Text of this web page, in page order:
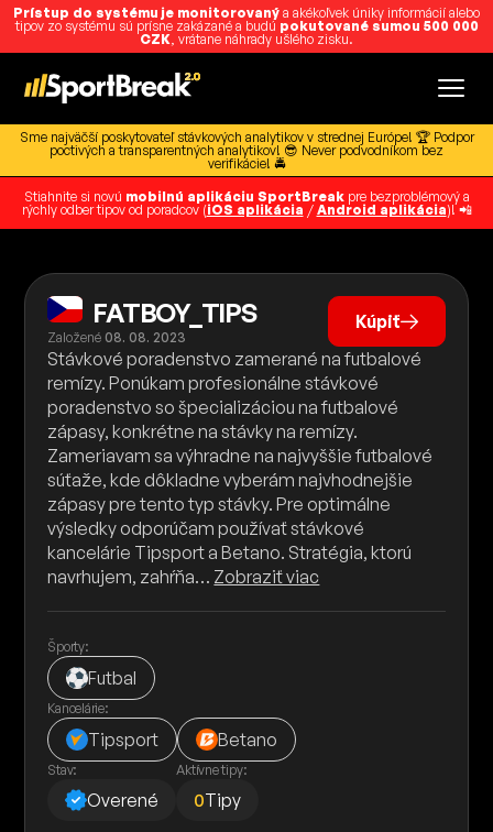
Prístup do systému je monitorovaný a akékoľvek úniky informácií alebo
tipov zo systému sú prísne zakázané a budú pokutované sumou 500 000
CZK, vrátane náhrady ušlého zisku.
Sme najväčší poskytovateľ stávkových analytikov v strednej Európe! 🏆 Podpor
poctivých a transparentných analytikov! 😎 Never podvodníkom bez
verifikácie! 🚔
Stiahnite si novú mobilnú aplikáciu SportBreakpre bezproblémový a
rýchly odber tipov od poradcov (iOS aplikácia / Android aplikácia)! 📲
FATBOY_TIPS
Založené 08. 08. 2023
Kúpiť
Stávkové poradenstvo zamerané na futbalové
remízy. Ponúkam profesionálne stávkové
poradenstvo so špecializáciou na futbalové
zápasy, konkrétne na stávky na remízy.
Zameriavam sa výhradne na najvyššie futbalové
súťaže, kde dôkladne vyberám najvhodnejšie
zápasy pre tento typ stávky. Pre optimálne
výsledky odporúčam používať stávkové
kancelárie Tipsport a Betano. Stratégia, ktorú
navrhujem, zahŕňa… Zobraziť viac
Športy:
Futbal
Kancelárie:
Tipsport Betano
Stav:
Overené
Aktívne tipy:
0Tipy